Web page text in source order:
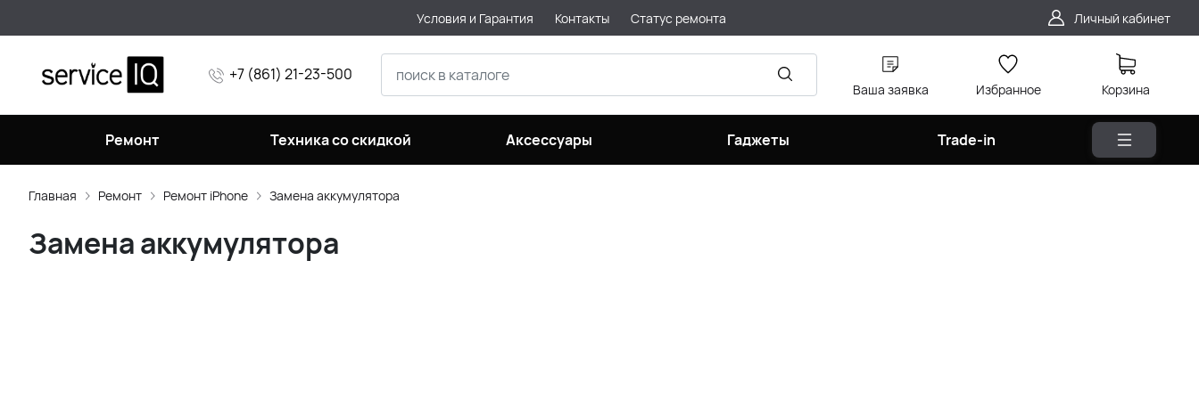
Условия и Гарантия Контакты Статус ремонта Личный кабинет
+7 (861) 21-23-500
Ваша заявка Избранное Корзина
Ремонт Техника со скидкой Аксессуары Гаджеты Trade-in
Главная Ремонт Ремонт iPhone Замена аккумулятора
Замена аккумулятора